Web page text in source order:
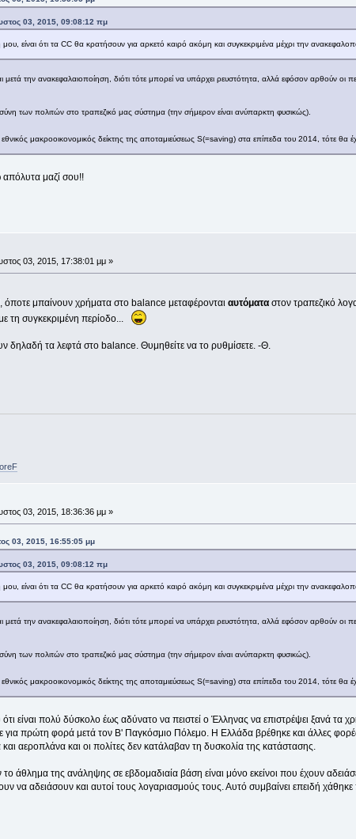
03, 2015, 09:08:12 πμ
είναι ότι τα CC θα κρατήσουν για αρκετό καιρό ακόμη και συγκεκριμένα μέχρι την
μετά την ανακεφαλαιοποίηση, διότι τότε μπορεί να υπάρχει ρευστότητα, αλλά εφόσον αρθούν
των πολιτών στο τραπεζικό μας σύστημα (την σήμερον είναι ανύπαρκτη φυσικώς).
μακροοικονομικός δείκτης της αποταμιεύσεως S(=saving) στα επίπεδα του 2014, τότε θα
μαζί σου!!
03, 2015, 17:38:01 μμ »
μπαίνουν χρήματα στο balance μεταφέρονται αυτόματαστον τραπεζικό
τη συγκεκριμένη περίοδο...
δηλαδή τα λεφτά στο balance. Θυμηθείτε να το ρυθμίσετε. -Θ.
03, 2015, 18:36:36 μμ »
03, 2015, 16:55:05 μμ
03, 2015, 09:08:12 πμ
είναι ότι τα CC θα κρατήσουν για αρκετό καιρό ακόμη και συγκεκριμένα μέχρι την
μετά την ανακεφαλαιοποίηση, διότι τότε μπορεί να υπάρχει ρευστότητα, αλλά εφόσον αρθούν
των πολιτών στο τραπεζικό μας σύστημα (την σήμερον είναι ανύπαρκτη φυσικώς).
μακροοικονομικός δείκτης της αποταμιεύσεως S(=saving) στα επίπεδα του 2014, τότε θα
είναι πολύ δύσκολο έως αδύνατο να πειστεί ο Έλληνας να επιστρέψει ξανά τα
για πρώτη φορά μετά τον Β' Παγκόσμιο Πόλεμο. Η Ελλάδα βρέθηκε και άλλες
αεροπλάνα και οι πολίτες δεν κατάλαβαν τη δυσκολία της κατάστασης.
άθλημα της ανάληψης σε εβδομαδιαία βάση είναι μόνο εκείνοι που έχουν
να αδειάσουν και αυτοί τους λογαριασμούς τους. Αυτό συμβαίνει επειδή